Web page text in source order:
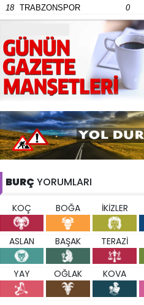
18
TRABZONSPOR 0
BURÇ YORUMLARI
KOÇ BOĞA İKİZLER
ASLAN BAŞAK TERAZİ
YAY OĞLAK KOVA